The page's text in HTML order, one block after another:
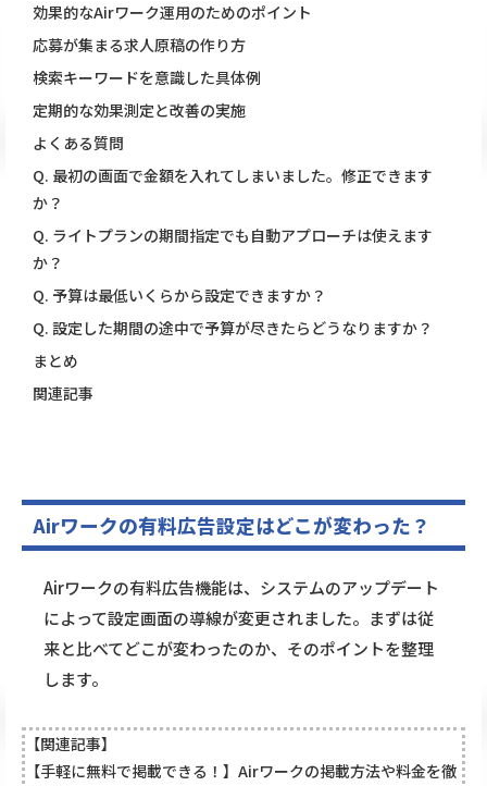
効果的なAirワーク運用のためのポイント
応募が集まる求人原稿の作り方
検索キーワードを意識した具体例
定期的な効果測定と改善の実施
よくある質問
Q. 最初の画面で金額を入れてしまいました。修正できます
か？
Q. ライトプランの期間指定でも自動アプローチは使えます
か？
Q. 予算は最低いくらから設定できますか？
Q. 設定した期間の途中で予算が尽きたらどうなりますか？
まとめ
関連記事
Airワークの有料広告設定はどこが変わった？
Airワークの有料広告機能は、システムのアップデート
によって設定画面の導線が変更されました。まずは従
来と比べてどこが変わったのか、そのポイントを整理
します。
【関連記事】
【手軽に無料で掲載できる！】Airワークの掲載方法や料金を徹